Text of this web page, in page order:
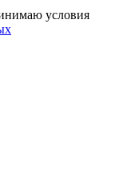
условия